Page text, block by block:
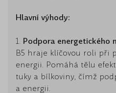
Hlavní výhody:
1. Podpora energetického
B5 hraje klíčovou roli při
energii. Pomáhá tělu
tuky a bílkoviny, čímž
a energii.